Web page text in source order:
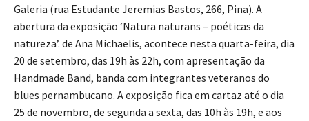
Galeria (rua Estudante Jeremias Bastos, 266, Pina). A
abertura da exposição ‘Natura naturans – poéticas da
natureza’. de Ana Michaelis, acontece nesta quarta-feira, dia
20 de setembro, das 19h às 22h, com apresentação da
Handmade Band, banda com integrantes veteranos do
blues pernambucano. A exposição fica em cartaz até o dia
25 de novembro, de segunda a sexta, das 10h às 19h, e aos